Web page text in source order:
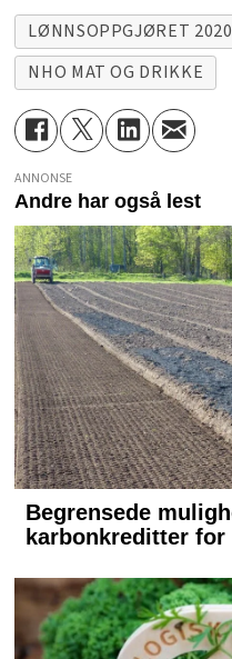
LØNNSOPPGJØRET 2020
NHO MAT OG DRIKKE
ANNONSE